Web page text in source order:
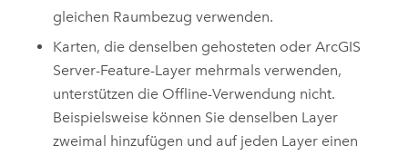
gleichen Raumbezug verwenden.
Karten, die denselben gehosteten oderArcGIS
Server-Feature-Layer mehrmals verwenden,
unterstützen die Offline-Verwendung nicht.
Beispielsweise können Sie denselben Layer
zweimal hinzufügen und auf jeden Layer einen